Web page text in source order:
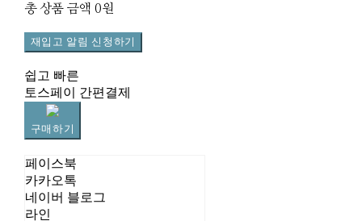
총 상품 금액 0원
재입고 알림 신청하기
쉽고 빠른
토스페이 간편결제
구매하기
페이스북
카카오톡
네이버 블로그
라인